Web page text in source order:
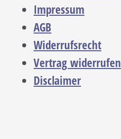
Impressum
AGB
Widerrufsrecht
Vertrag widerrufen
Disclaimer